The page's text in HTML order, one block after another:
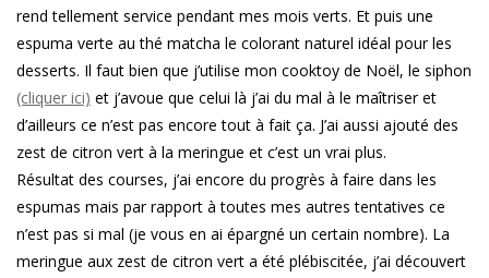
rend tellement service pendant mes mois verts. Et puis une
espuma verte au thé matcha le colorant naturel idéal pour les
desserts. Il faut bien que j’utilise mon cooktoy de Noël, le siphon
(cliquer ici) et j’avoue que celui là j’ai du mal à le maîtriser et
d’ailleurs ce n’est pas encore tout à fait ça. J’ai aussi ajouté des
zest de citron vert à la meringue et c’est un vrai plus.
Résultat des courses, j’ai encore du progrès à faire dans les
espumas mais par rapport à toutes mes autres tentatives ce
n’est pas si mal (je vous en ai épargné un certain nombre). La
meringue aux zest de citron vert a été plébiscitée, j’ai découvert